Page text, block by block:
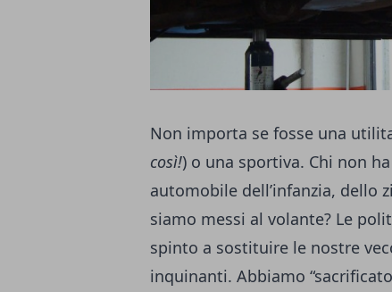
Non importa se fosse una
così!) o una sportiva. Chi non
automobile dell’infanzia, dello
siamo messi al volante? Le
spinto a sostituire le nostre
inquinanti. Abbiamo